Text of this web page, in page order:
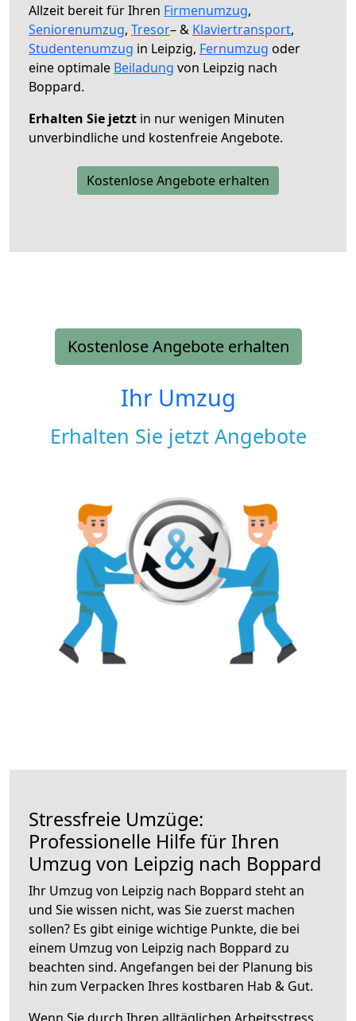
Allzeit bereit für Ihren Firmenumzug,
Seniorenumzug, Tresor– & Klaviertransport,
Studentenumzug in Leipzig, Fernumzug oder
eine optimale Beiladung von Leipzig nach
Boppard.
Erhalten Sie jetzt in nur wenigen Minuten
unverbindliche und kostenfreie Angebote.
Kostenlose Angebote erhalten
Kostenlose Angebote erhalten
Ihr Umzug
Erhalten Sie jetzt Angebote
Stressfreie Umzüge:
Professionelle Hilfe für Ihren
Umzug von Leipzig nach Boppard
Ihr Umzug von Leipzig nach Boppard steht an
und Sie wissen nicht, was Sie zuerst machen
sollen? Es gibt einige wichtige Punkte, die bei
einem Umzug von Leipzig nach Boppard zu
beachten sind. Angefangen bei der Planung bis
hin zum Verpacken Ihres kostbaren Hab & Gut.